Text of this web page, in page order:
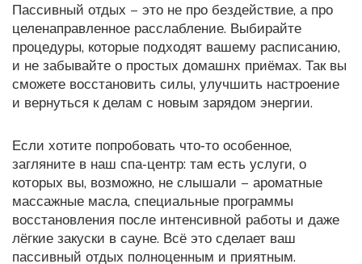
Пассивный отдых – это не про бездействие, а про
целенаправленное расслабление. Выбирайте
процедуры, которые подходят вашему расписанию,
и не забывайте о простых домашнх приёмах. Так вы
сможете восстановить силы, улучшить настроение
и вернуться к делам с новым зарядом энергии.
Если хотите попробовать что‑то особенное,
загляните в наш спа‑центр: там есть услуги, о
которых вы, возможно, не слышали – ароматные
массажные масла, специальные программы
восстановления после интенсивной работы и даже
лёгкие закуски в сауне. Всё это сделает ваш
пассивный отдых полноценным и приятным.